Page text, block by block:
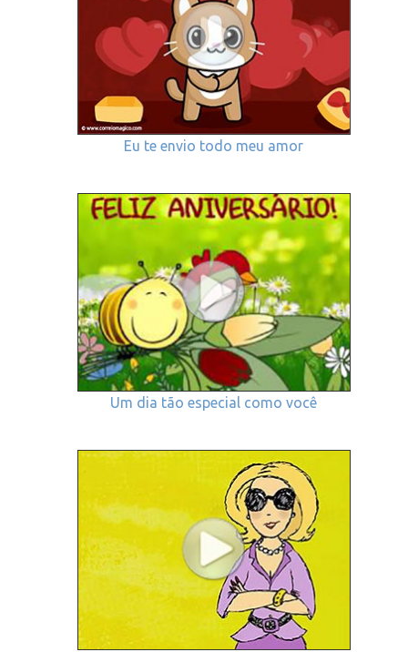
Eu te envio todo meu amor
Um dia tão especial como você